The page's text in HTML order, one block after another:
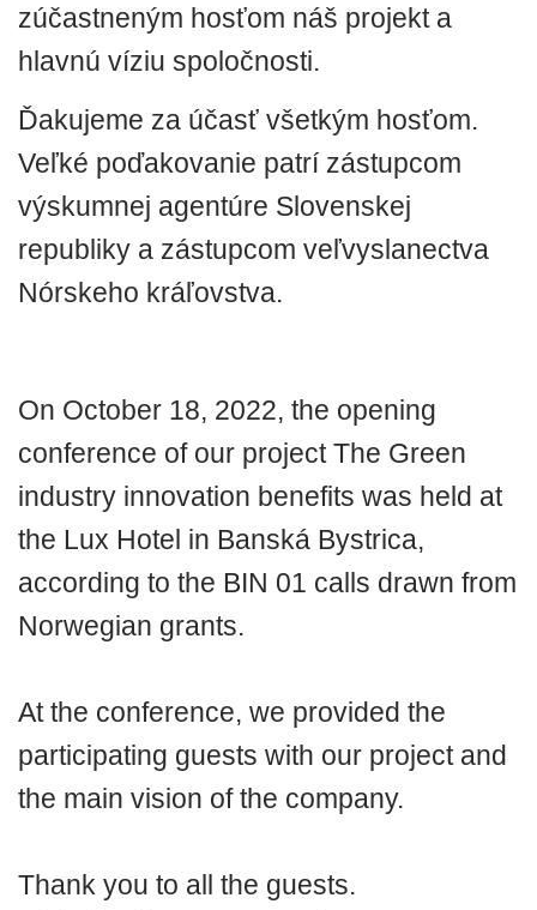
zúčastneným hosťom náš projekt a
hlavnú víziu spoločnosti.
Ďakujeme za účasť všetkým hosťom.
Veľké poďakovanie patrí zástupcom
výskumnej agentúre Slovenskej
republiky a zástupcom veľvyslanectva
Nórskeho kráľovstva.
On October 18, 2022, the opening
conference of our project The Green
industry innovation benefits was held at
the Lux Hotel in Banská Bystrica,
according to the BIN 01 calls drawn from
Norwegian grants.
At the conference, we provided the
participating guests with our project and
the main vision of the company.
Thank you to all the guests.